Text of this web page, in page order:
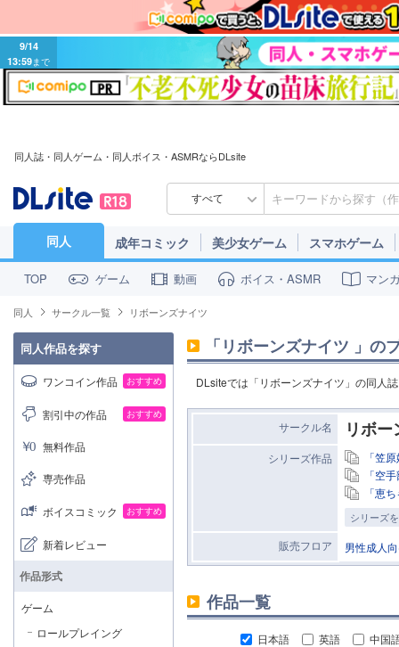
9/14
13:59まで
同人誌・同人ゲーム・同人ボイス・ASMRならDLsite
すべて
同人 成年コミック 美少女ゲーム スマホゲーム
TOP ゲーム 動画 ボイス・ASMR マン
同人 サークル一覧 リボーンズナイツ
「リボーンズナイツ 」の
DLsiteでは「リボーンズナイツ」の同人
サークル名 リボ
シリーズ作品
「笠
「空
「恵
シリーズ
販売フロア 男性成人
作品一覧
日本語 英語
中国
同人作品を探す
ワンコイン作品 おすすめ
割引中の作品 おすすめ
無料作品
専売作品
ボイスコミック おすすめ
新着レビュー
作品形式
ゲーム
ロールプレイング